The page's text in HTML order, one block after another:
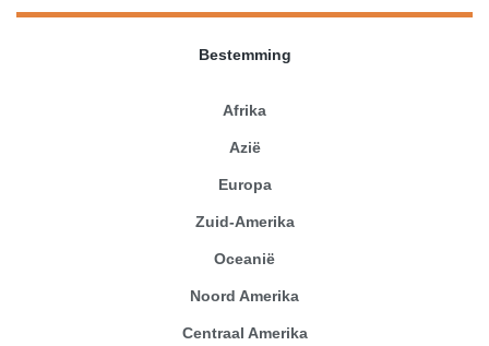
Bestemming
Afrika
Azië
Europa
Zuid-Amerika
Oceanië
Noord Amerika
Centraal Amerika